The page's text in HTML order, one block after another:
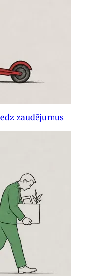
zaudējumus